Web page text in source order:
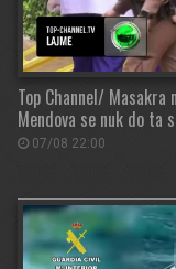
Top Channel/
Mendova se nuk do ta
07/08 22:00